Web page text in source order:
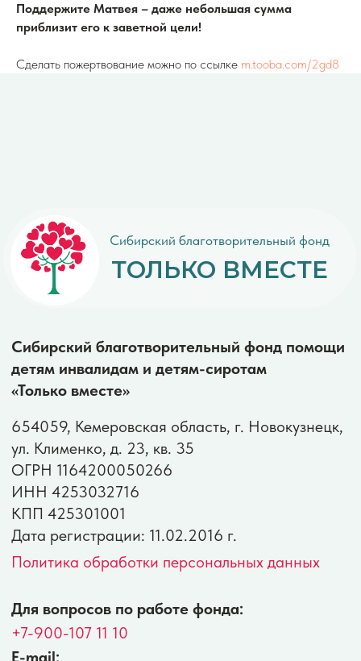
Поддержите Матвея – даже небольшая сумма
приблизит его к заветной цели!
Сделать пожертвование можно по ссылке m.tooba.com/2gd8
Сайт разработан BuySoft.Online